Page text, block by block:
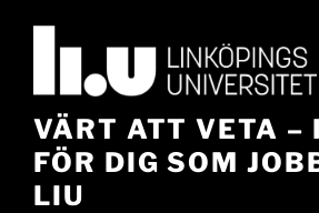
VÄRT ATT VETA –
FÖR DIG SOM
LIU